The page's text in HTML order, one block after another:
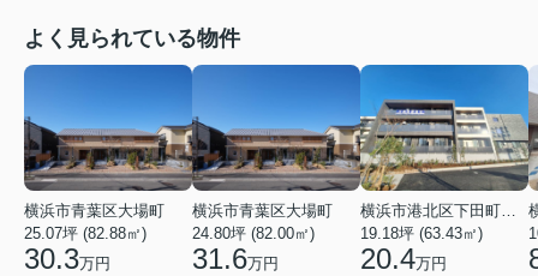
よく見られている物件
横浜市青葉区大場町
25.07坪 (82.88㎡)
30.3万円
横浜市青葉区大場町
24.80坪 (82.00㎡)
31.6万円
19.18坪 (63.43㎡)
20.4万円